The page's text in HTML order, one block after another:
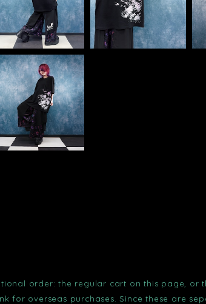
order: the regular cart on this page, or
for overseas purchases. Since these are